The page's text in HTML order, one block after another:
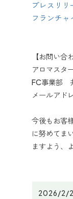
プレスリリ
フランチャ
【お問い合
アロマスタ
FC事業部
メールア
今後もお客
に努めてま
ますよう、
2026/2/